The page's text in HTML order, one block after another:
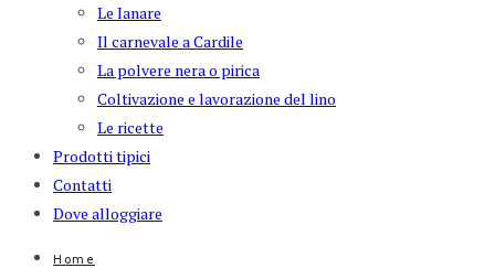
Le Ianare
Il carnevale a Cardile
La polvere nera o pirica
Coltivazione e lavorazione del lino
Le ricette
Prodotti tipici
Contatti
Dove alloggiare
Home